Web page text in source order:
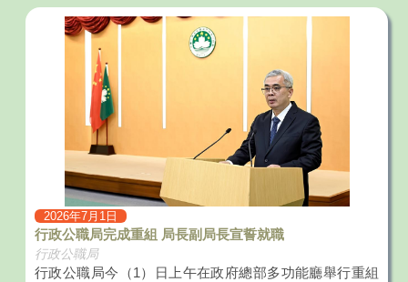
處長楊帆，以及澳門特區行政法務司司長辦公室主任曾
翔、顧問歐陽琦和法務局代局長吳子健等出席了會議。
展，支持澳門更好融入和服務國家發展大局。 行政法務
司司長黃少澤表示，主席的重要講話全面回顧了中國共產
黨的偉業征程，黃司長本人由衷為之驕傲、深受鼓舞，同
時深切感受到中央對澳門的殷切期望。行政法務範疇將在
行政長官的領導下，緊扣講話精神，牢記習近平主席2024
年視察澳門的關懷厚愛和殷殷囑託，立足“一國兩制＂實
踐要求，堅守憲法與基本法權威，堅持和完善行政主導，
加強行政立法良性互動，持續深化公共行政改革，積極參
與推進維護國家安全及重點領域配套立法，夯實澳門特區
良政善治的根基；同時秉持“以民為本”，創新工作思路，
做實做細服務，提升市政管理品質，切實回應市民關心的
民生問題；持續積極穩步推進澳門與橫琴粵澳深度合作區
規則銜接、機制對接，助力澳琴一體化高質量發展。 行
政法務範疇全體人員定必認真學習和領會習近平主席重要
2026年7月1日
行政公職局完成重組 局長副局長宣誓就職
行政公職局
行政公職局今（1）日上午在政府總部多功能廳舉行重組